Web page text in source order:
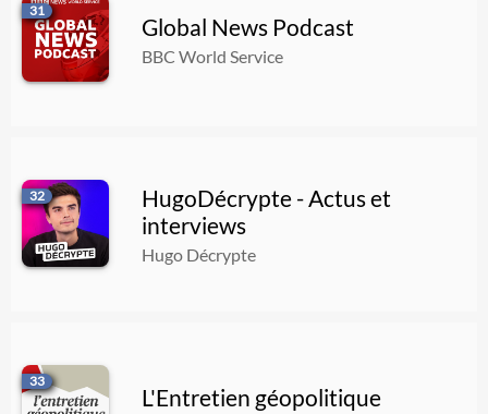
31
Global News Podcast
BBC World Service
32
HugoDécrypte - Actus et
interviews
Hugo Décrypte
33
L'Entretien géopolitique